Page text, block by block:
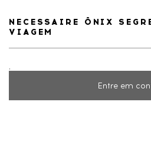
NECESSAIRE ÔNIX
VIAGEM
,
Entre em